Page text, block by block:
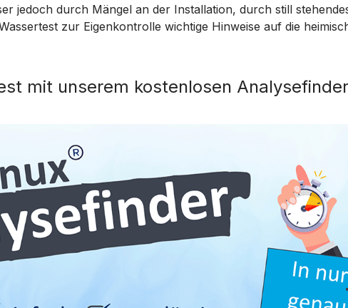
jedoch durch Mängel an der Installation, durch still
zur Eigenkontrolle wichtige Hinweise auf die
mit unserem kostenlosen